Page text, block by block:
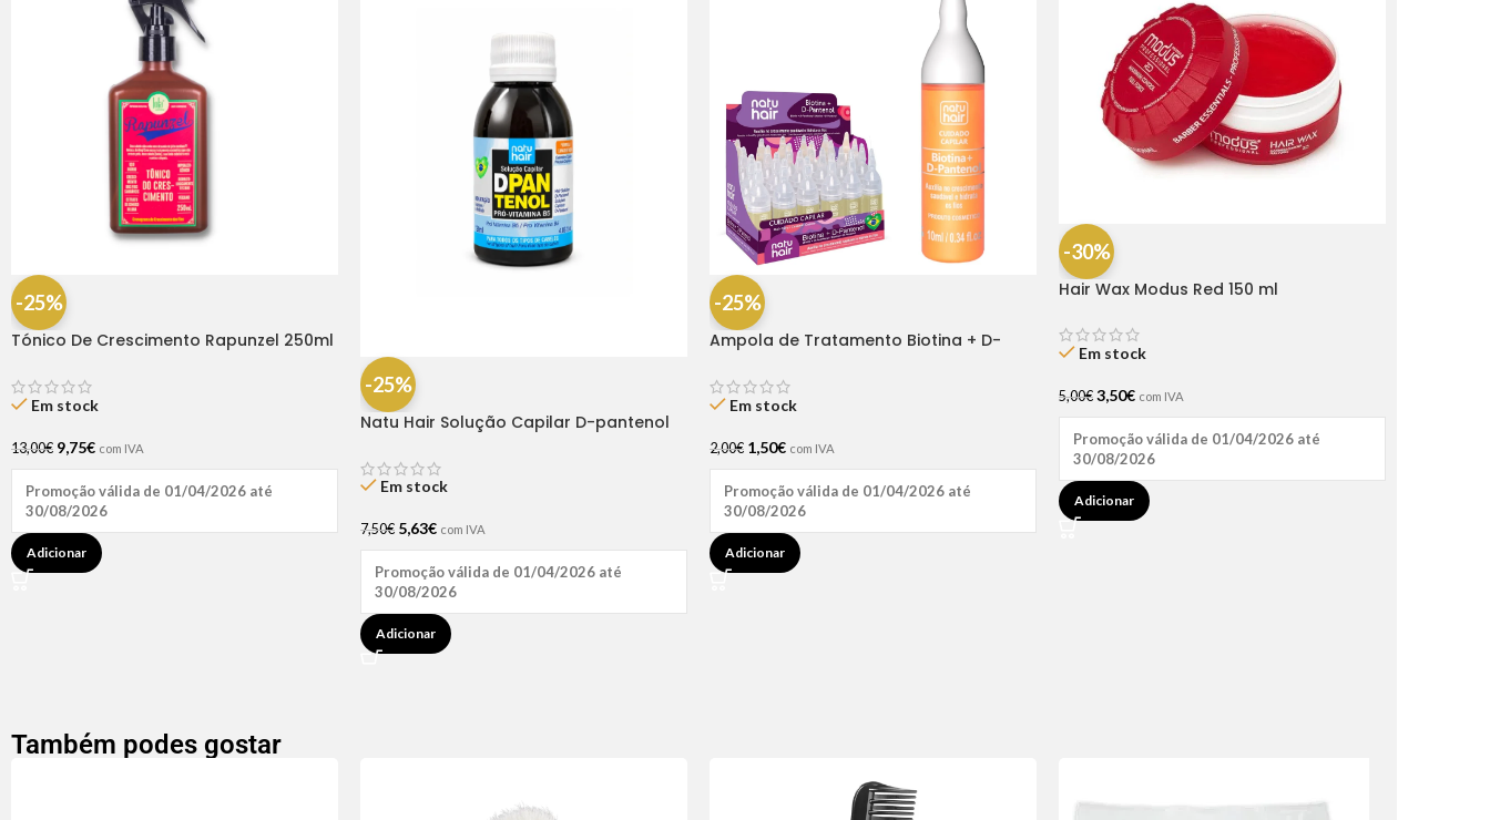
-25%
Tónico De Crescimento Rapunzel 250ml
Em stock
13,00€ 9,75€ com IVA
Promoção válida de 01/04/2026 até
30/08/2026
Adicionar
-25%
Natu Hair Solução Capilar D-pantenol
Em stock
7,50€ 5,63€ com IVA
Promoção válida de 01/04/2026 até
30/08/2026
Adicionar
-25%
Ampola de Tratamento Biotina + D-
Em stock
2,00€ 1,50€ com IVA
Promoção válida de 01/04/2026 até
30/08/2026
Adicionar
-30%
Hair Wax Modus Red 150 ml
Em stock
5,00€ 3,50€ com IVA
Promoção válida de 01/04/2026 até
30/08/2026
Adicionar
Também podes gostar